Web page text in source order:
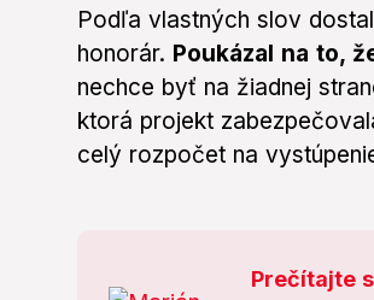
minute,
58
secondsVolume
Podľa vlastných slov
honorár. Poukázal na to,
nechce byť na žiadnej
ktorá projekt
celý rozpočet na
Prečítajte